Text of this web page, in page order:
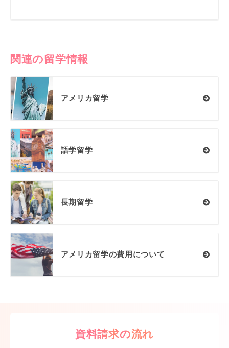
関連の留学情報
アメリカ留学
語学留学
長期留学
アメリカ留学の費用について
資料請求の流れ